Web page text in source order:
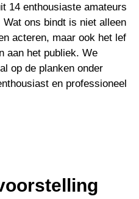
14 enthousiaste amateurs
ons bindt is niet alleen
acteren, maar ook het lef
aan het publiek. We
op de planken onder
en professioneel